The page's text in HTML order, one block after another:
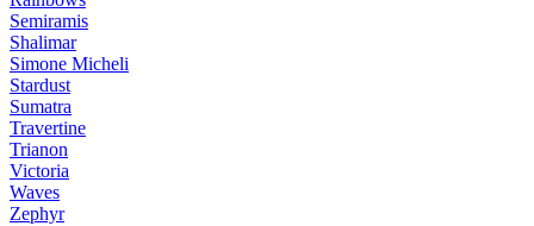
Semiramis
Shalimar
Simone Micheli
Stardust
Sumatra
Travertine
Trianon
Victoria
Waves
Zephyr